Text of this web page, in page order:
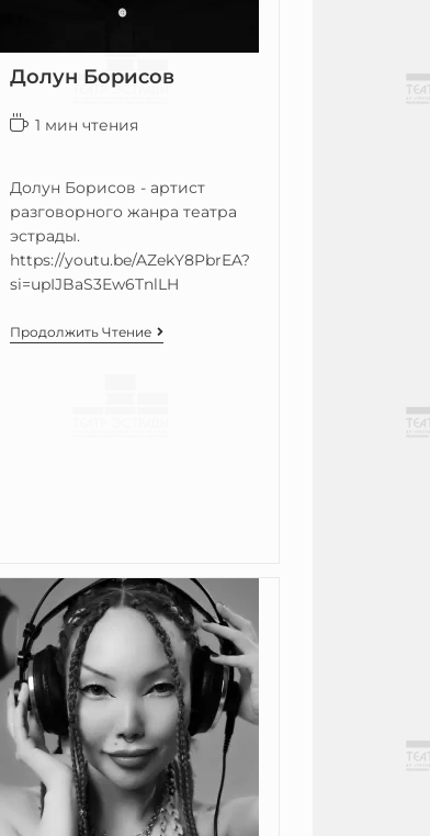
Долун Борисов
1 мин чтения
Долун Борисов - артист
разговорного жанра театра
эстрады.
https://youtu.be/AZekY8PbrEA?
si=upIJBaS3Ew6TnlLH
Продолжить Чтение